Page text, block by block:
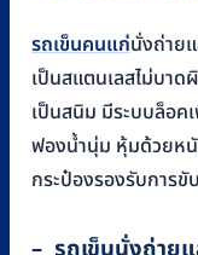
รถเข็นคนแก่นั่งถ่าย
เป็นสแตนเลสไม่บาด
เป็นสนิม มีระบบล็อค
ฟองน้ำนุ่ม หุ้มด้วยหนั
กระป๋องรองรับการ